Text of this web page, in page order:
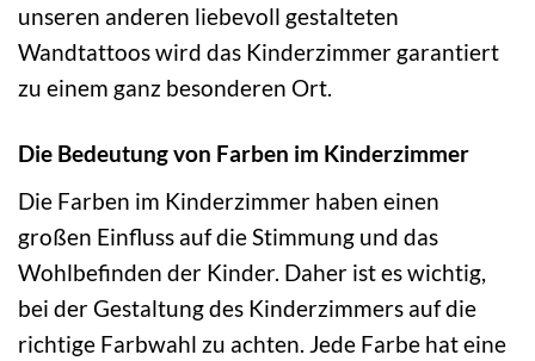
unseren anderen liebevoll gestalteten
Wandtattoos wird das Kinderzimmer garantiert
zu einem ganz besonderen Ort.
Die Bedeutung von Farben im Kinderzimmer
Die Farben im Kinderzimmer haben einen
großen Einfluss auf die Stimmung und das
Wohlbefinden der Kinder. Daher ist es wichtig,
bei der Gestaltung des Kinderzimmers auf die
richtige Farbwahl zu achten. Jede Farbe hat eine